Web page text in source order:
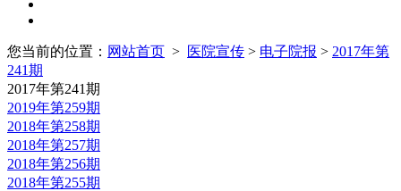
您当前的位置： 网站首页 > 医院宣传 > 电子院报 > 2017年第
241期
2017年第241期
2019年第259期
2018年第258期
2018年第257期
2018年第256期
2018年第255期